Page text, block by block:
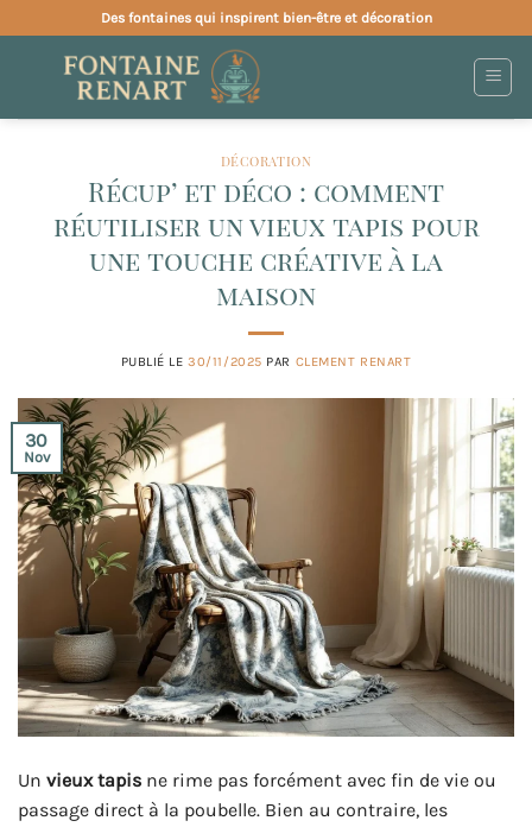
au
contenu
Des fontaines qui inspirent bien-être et décoration
DÉCORATION
Récup’ et déco : comment
réutiliser un vieux tapis pour
une touche créative à la
maison
PUBLIÉ LE30/11/2025 PAR CLEMENT RENART
30
Nov
Un vieux tapis ne rime pas forcément avec fin de vie ou
passage direct à la poubelle. Bien au contraire, les